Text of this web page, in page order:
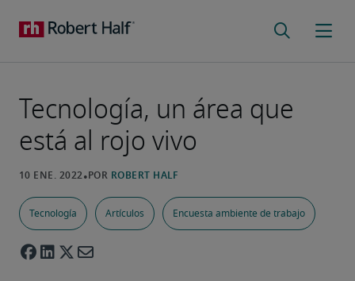
Tecnología, un área que
está al rojo vivo
Tecnología Artículos Encuesta ambiente de trabajo